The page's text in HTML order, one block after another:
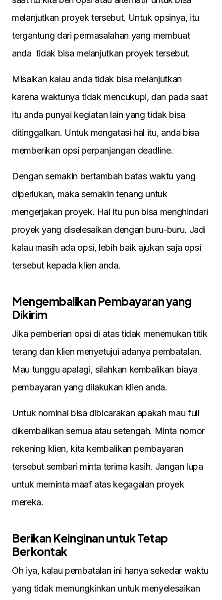
melanjutkan proyek tersebut. Untuk opsinya, itu
tergantung dari permasalahan yang membuat
anda tidak bisa melanjutkan proyek tersebut.
Misalkan kalau anda tidak bisa melanjutkan
karena waktunya tidak mencukupi, dan pada saat
itu anda punyai kegiatan lain yang tidak bisa
ditinggalkan. Untuk mengatasi hal itu, anda bisa
memberikan opsi perpanjangan deadline.
Dengan semakin bertambah batas waktu yang
diperlukan, maka semakin tenang untuk
mengerjakan proyek. Hal itu pun bisa menghindari
proyek yang diselesaikan dengan buru-buru. Jadi
kalau masih ada opsi, lebih baik ajukan saja opsi
tersebut kepada klien anda.
Mengembalikan Pembayaran yang
Dikirim
Jika pemberian opsi di atas tidak menemukan titik
terang dan klien menyetujui adanya pembatalan.
Mau tunggu apalagi, silahkan kembalikan biaya
pembayaran yang dilakukan klien anda.
Untuk nominal bisa dibicarakan apakah mau full
dikembalikan semua atau setengah. Minta nomor
rekening klien, kita kembalikan pembayaran
tersebut sembari minta terima kasih. Jangan lupa
untuk meminta maaf atas kegagalan proyek
mereka.
Berikan Keinginan untuk Tetap
Berkontak
Oh iya, kalau pembatalan ini hanya sekedar waktu
yang tidak memungkinkan untuk menyelesaikan